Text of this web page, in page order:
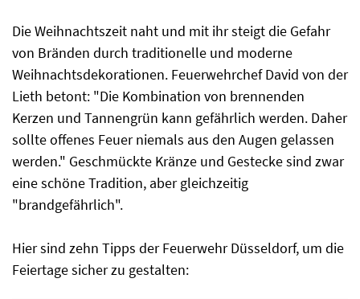
Die Weihnachtszeit naht und mit ihr steigt die Gefahr
von Bränden durch traditionelle und moderne
Weihnachtsdekorationen. Feuerwehrchef David von der
Lieth betont: "Die Kombination von brennenden
Kerzen und Tannengrün kann gefährlich werden. Daher
sollte offenes Feuer niemals aus den Augen gelassen
werden." Geschmückte Kränze und Gestecke sind zwar
eine schöne Tradition, aber gleichzeitig
"brandgefährlich".
Hier sind zehn Tipps der Feuerwehr Düsseldorf, um die
Feiertage sicher zu gestalten: